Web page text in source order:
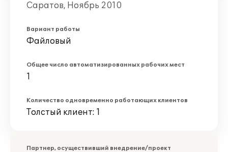
Саратов, Ноябрь 2010
Вариант работы
Файловый
Общее число автоматизированных рабочих мест
1
Количество одновременно работающих клиентов
Толстый клиент: 1
Партнер, осуществивший внедрение/проект